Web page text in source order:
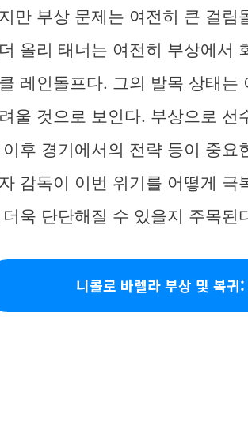
만 부상 문제는 여전히 큰 걸림
올리 태너는 여전히 부상에서
레인돌프다. 그의 발목 상태
울 것으로 보인다. 부상으로 선
이후 경기에서의 전략 등이 중
감독이 이번 위기를 어떻게
욱 단단해질 수 있을지 주목된
니콜로 바렐라 부상 및 복